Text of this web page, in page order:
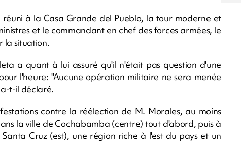
à la Casa Grande del Pueblo, la tour moderne et
et le commandant en chef des forces armées, le
la situation.
a quant à lui assuré qu'il n'était pas question d'une
l'heure: "Aucune opération militaire ne sera menée
t-il déclaré.
contre la réélection de M. Morales, au moins
la ville de Cochabamba (centre) tout d'abord, puis à
Cruz (est), une région riche à l'est du pays et un